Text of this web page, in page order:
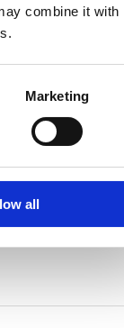
combine it with
Marketing
all